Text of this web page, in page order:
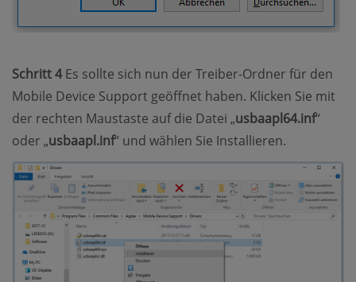
Schritt 4Es sollte sich nun der Treiber-Ordner für den
Mobile Device Support geöffnet haben. Klicken Sie mit
der rechten Maustaste auf die Datei „usbaapl64.inf“
oder „usbaapl.inf“ und wählen Sie Installieren.